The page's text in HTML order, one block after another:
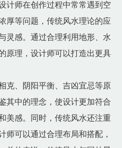
计师在创作过程中常常遇到空
厚等问题，传统风水理论的应
灵感。通过合理利用地形、水
原理，设计师可以打造出更具
克、阴阳平衡、吉凶宜忌等原
其中的理念，使设计更加符合
美感。同时，传统风水还注重
师可以通过合理布局和搭配，